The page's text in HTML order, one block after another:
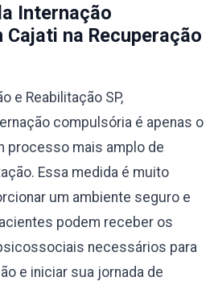
Internação
Cajati na Recuperação
e Reabilitação SP,
compulsória é apenas o
processo mais amplo de
Essa medida é muito
um ambiente seguro e
podem receber os
necessários para
e iniciar sua jornada de